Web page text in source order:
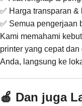
✅ Harga transparan &
✅ Semua pengerjaan
Kami memahami
printer yang cepat
Anda, langsung ke
🍎 Dan juga